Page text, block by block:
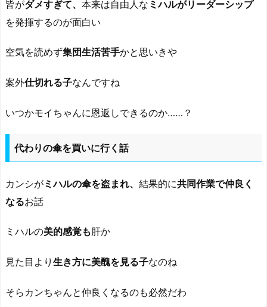
皆がダメすぎて、 本来は自由人な ミハルがリーダーシップ
を発揮するのが面白い
空気を読めず集団生活苦手かと思いきや
案外仕切れる子なんですね
いつかモイちゃんに恩返しできるのか……？
代わりの傘を買いに行く話
カンシがミハルの傘を盗まれ、 結果的に共同作業で仲良く
なるお話
ミハルの美的感覚も肝か
見た目より 生き方に美醜を見る子なのね
そらカンちゃんと仲良くなるのも必然だわ